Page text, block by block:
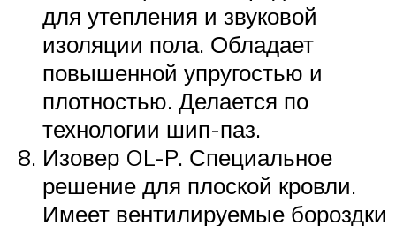
для утепления и звуковой
изоляции пола. Обладает
повышенной упругостью и
плотностью. Делается по
технологии шип-паз.
Изовер OL-P. Специальное
решение для плоской кровли.
Имеет вентилируемые бороздки